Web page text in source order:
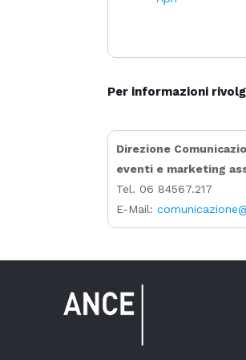
Per informazioni
Direzione
eventi e marketing
Tel. 06 84567.217
E-Mail: